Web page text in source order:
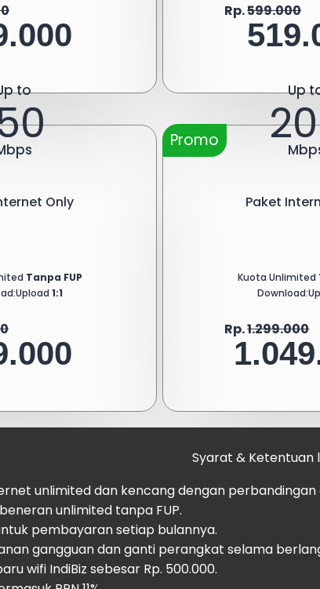
Rp.599.000
to
Only
Tanpa FUP
1:1
Promo
Up
Paket
Kuota Unlimited
Rp.1.299.000
Syarat & Ketentuan
unlimited dan kencang dengan perbandingan
unlimited tanpa FUP.
pembayaran setiap bulannya.
gangguan dan ganti perangkat selama
wifi IndiBiz sebesar Rp. 500.000.